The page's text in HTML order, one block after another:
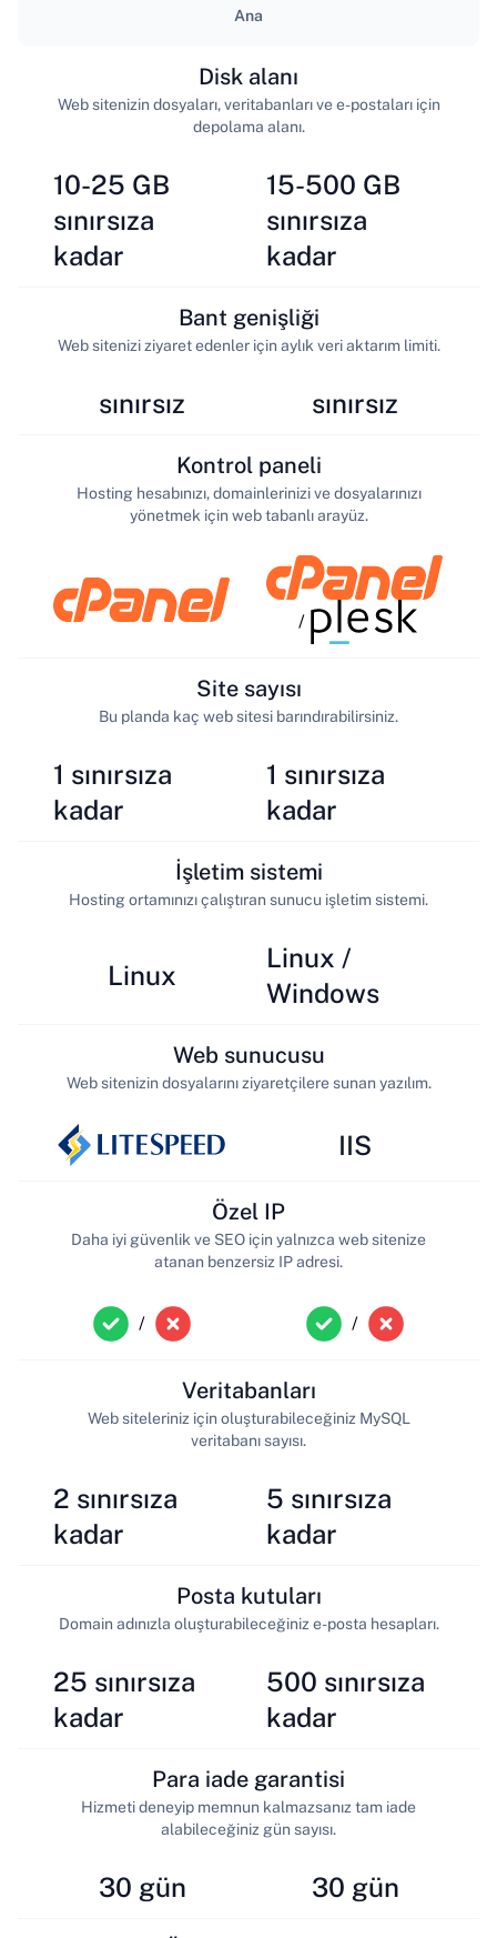
Ana
10-25 GB
sınırsıza
kadar
Disk alanı
Web sitenizin dosyaları, veritabanları ve e-postaları için
depolama alanı.
15-500 GB
sınırsıza
kadar
sınırsız
Bant genişliği
Web sitenizi ziyaret edenler için aylık veri aktarım limiti.
sınırsız
Kontrol paneli
Hosting hesabınızı, domainlerinizi ve dosyalarınızı
yönetmek için web tabanlı arayüz.
/
1 sınırsıza
kadar
Site sayısı
Bu planda kaç web sitesi barındırabilirsiniz.
1 sınırsıza
kadar
Linux
İşletim sistemi
Hosting ortamınızı çalıştıran sunucu işletim sistemi.
Linux /
Windows
Web sunucusu
Web sitenizin dosyalarını ziyaretçilere sunan yazılım.
IIS
/
Özel IP
Daha iyi güvenlik ve SEO için yalnızca web sitenize
atanan benzersiz IP adresi.
/
2 sınırsıza
kadar
Veritabanları
Web siteleriniz için oluşturabileceğiniz MySQL
veritabanı sayısı.
5 sınırsıza
kadar
25 sınırsıza
kadar
Posta kutuları
Domain adınızla oluşturabileceğiniz e-posta hesapları.
500 sınırsıza
kadar
30 gün
Para iade garantisi
Hizmeti deneyip memnun kalmazsanız tam iade
alabileceğiniz gün sayısı.
30 gün